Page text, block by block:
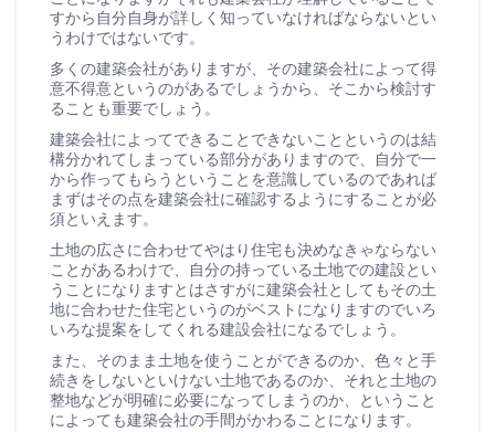
すから自分自身が詳しく知っていなければならないとい
うわけではないです。
多くの建築会社がありますが、その建築会社によって得
意不得意というのがあるでしょうから、そこから検討す
ることも重要でしょう。
建築会社によってできることできないことというのは結
構分かれてしまっている部分がありますので、自分で一
から作ってもらうということを意識しているのであれば
まずはその点を建築会社に確認するようにすることが必
須といえます。
土地の広さに合わせてやはり住宅も決めなきゃならない
ことがあるわけで、自分の持っている土地での建設とい
うことになりますとはさすがに建築会社としてもその土
地に合わせた住宅というのがベストになりますのでいろ
いろな提案をしてくれる建設会社になるでしょう。
また、そのまま土地を使うことができるのか、色々と手
続きをしないといけない土地であるのか、それと土地の
整地などが明確に必要になってしまうのか、ということ
によっても建築会社の手間がかわることになります。